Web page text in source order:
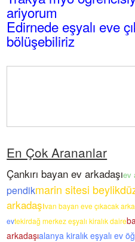
ariyorum
Edirnede eşyalı eve
bölüşebiliriz
En Çok Arananlar
Çankırı bayan ev arkadaşıev
pendikmarin sitesi
arkadaşıvan bayan eve çıkacak
evtekirdağ merkez eşyalı kiralık daire
arkadaşıalanya kiralık eşyalı ev